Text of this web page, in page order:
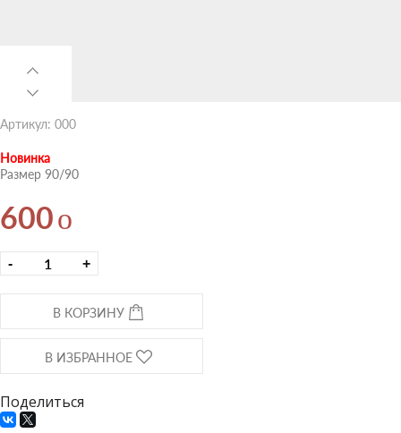
Артикул: 000
Новинка
Размер 90/90
600o
- +
В КОРЗИНУ
В ИЗБРАННОЕ
Поделиться